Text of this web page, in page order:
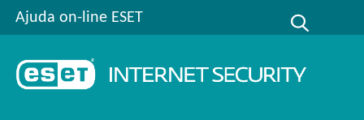
Ajuda on-line ESET